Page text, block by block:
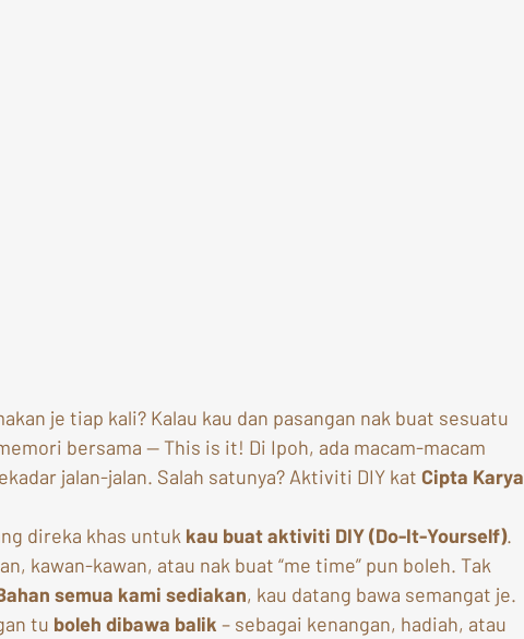
je tiap kali? Kalau kau dan pasangan nak buat sesuatu
bersama — This is it! Di Ipoh, ada macam-macam
jalan-jalan. Salah satunya? Aktiviti DIY kat Cipta Karya
direka khas untuk kau buat aktiviti DIY (Do-It-Yourself).
kawan-kawan, atau nak buat “me time” pun boleh. Tak
semua kami sediakan, kau datang bawa semangat je.
tu boleh dibawa balik – sebagai kenangan, hadiah, atau